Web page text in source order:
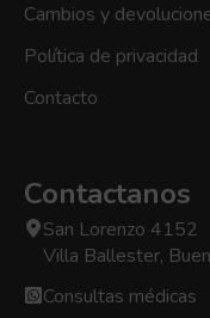
Cambios y
Política de privacidad
Contacto
Contactanos
San Lorenzo 4152
Villa Ballester,
Consultas médicas